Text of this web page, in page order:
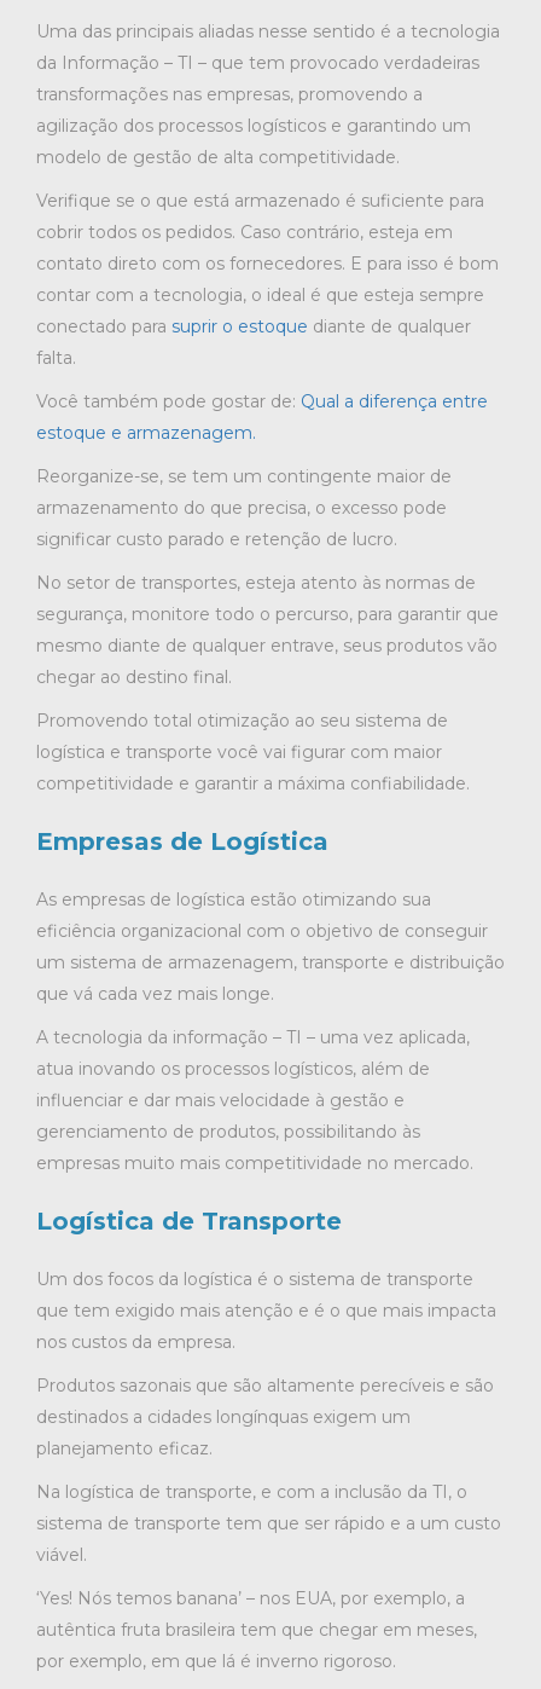
Uma das principais aliadas nesse sentido é a tecnologia
da Informação – TI – que tem provocado verdadeiras
transformações nas empresas, promovendo a
agilização dos processos logísticos e garantindo um
modelo de gestão de alta competitividade.
Verifique se o que está armazenado é suficiente para
cobrir todos os pedidos. Caso contrário, esteja em
contato direto com os fornecedores. E para isso é bom
contar com a tecnologia, o ideal é que esteja sempre
conectado para suprir o estoque diante de qualquer
falta.
Você também pode gostar de: Qual a diferença entre
estoque e armazenagem.
Reorganize-se, se tem um contingente maior de
armazenamento do que precisa, o excesso pode
significar custo parado e retenção de lucro.
No setor de transportes, esteja atento às normas de
segurança, monitore todo o percurso, para garantir que
mesmo diante de qualquer entrave, seus produtos vão
chegar ao destino final.
Promovendo total otimização ao seu sistema de
logística e transporte você vai figurar com maior
competitividade e garantir a máxima confiabilidade.
Empresas de Logística
As empresas de logística estão otimizando sua
eficiência organizacional com o objetivo de conseguir
um sistema de armazenagem, transporte e distribuição
que vá cada vez mais longe.
A tecnologia da informação – TI – uma vez aplicada,
atua inovando os processos logísticos, além de
influenciar e dar mais velocidade à gestão e
gerenciamento de produtos, possibilitando às
empresas muito mais competitividade no mercado.
Logística de Transporte
Um dos focos da logística é o sistema de transporte
que tem exigido mais atenção e é o que mais impacta
nos custos da empresa.
Produtos sazonais que são altamente perecíveis e são
destinados a cidades longínquas exigem um
planejamento eficaz.
Na logística de transporte, e com a inclusão da TI, o
sistema de transporte tem que ser rápido e a um custo
viável.
‘Yes! Nós temos banana’ – nos EUA, por exemplo, a
autêntica fruta brasileira tem que chegar em meses,
por exemplo, em que lá é inverno rigoroso.